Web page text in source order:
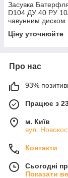
Засувка
D104 ДУ 40 РУ
чавунним диском
Ціну уточнюйте
Про нас
93%
Працює з
м. Київ
вул.
Контакти
Сьогодні
Показати